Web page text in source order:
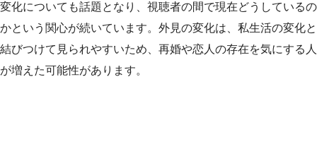
変化についても話題となり、視聴者の間で現在どうしているの
かという関心が続いています。外見の変化は、私生活の変化と
結びつけて見られやすいため、再婚や恋人の存在を気にする人
が増えた可能性があります。